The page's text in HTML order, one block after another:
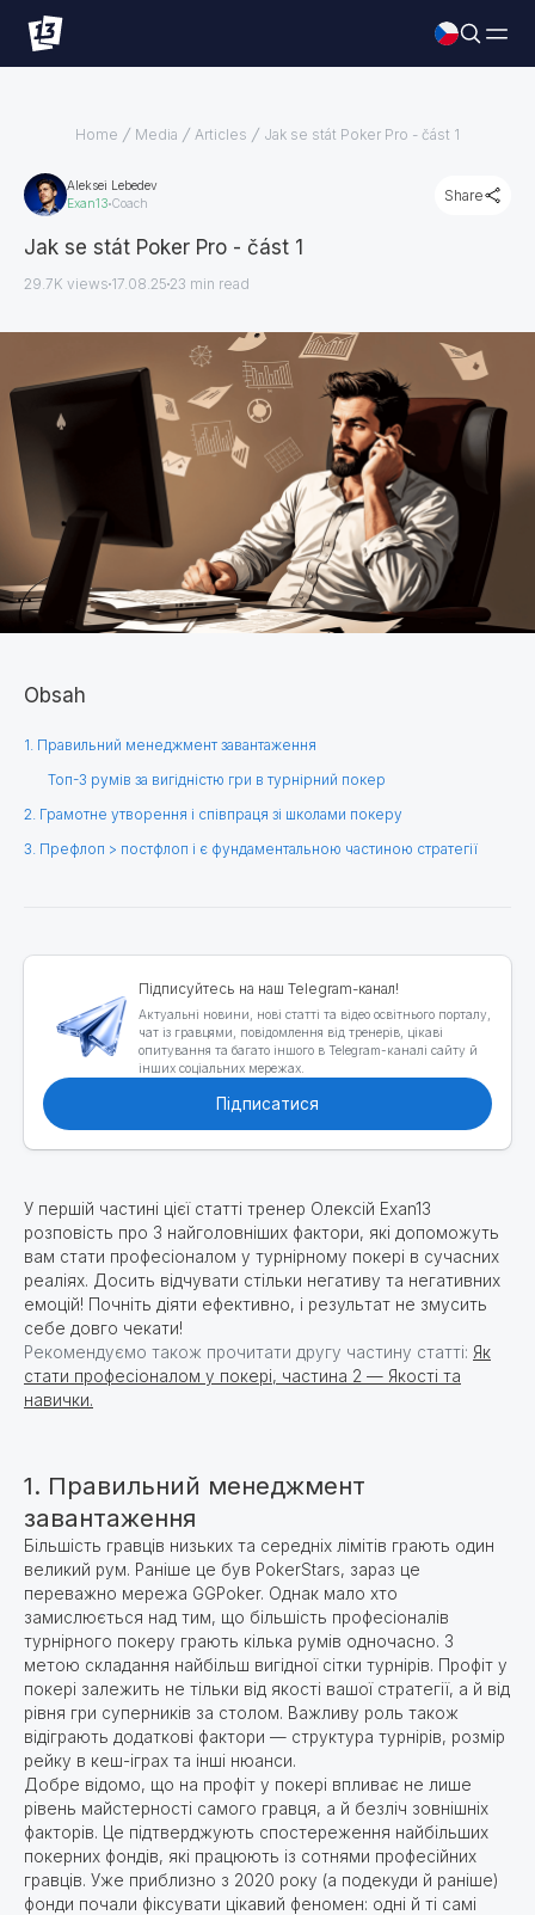
Home Media Articles Jak se stát Poker Pro - část 1
Aleksei Lebedev
Exan13 Coach Share
Jak se stát Poker Pro - část 1
29.7K views 17.08.25 23 min read
Obsah
1. Правильний менеджмент завантаження
Топ-3 румів за вигідністю гри в турнірний покер
2. Грамотне утворення і співпраця зі школами покеру
3. Префлоп > постфлоп і є фундаментальною частиною стратегії
Підписуйтесь на наш Telegram-канал!
Актуальні новини, нові статті та відео освітнього порталу,
чат із гравцями, повідомлення від тренерів, цікаві
опитування та багато іншого в Telegram-каналі сайту й
інших соціальних мережах.
Підписатися
У першій частині цієї статті тренер Олексій Exan13
розповість про 3 найголовніших фактори, які допоможуть
вам стати професіоналом у турнірному покері в сучасних
реаліях. Досить відчувати стільки негативу та негативних
емоцій! Почніть діяти ефективно, і результат не змусить
себе довго чекати!
Рекомендуємо також прочитати другу частину статті: Як
стати професіоналом у покері, частина 2 — Якості та
навички.
1. Правильний менеджмент
завантаження
Більшість гравців низьких та середніх лімітів грають один
великий рум. Раніше це був PokerStars, зараз це
переважно мережа GGPoker. Однак мало хто
замислюється над тим, що більшість професіоналів
турнірного покеру грають кілька румів одночасно. З
метою складання найбільш вигідної сітки турнірів. Профіт у
покері залежить не тільки від якості вашої стратегії, а й від
рівня гри суперників за столом. Важливу роль також
відіграють додаткові фактори — структура турнірів, розмір
рейку в кеш-іграх та інші нюанси.
Добре відомо, що на профіт у покері впливає не лише
рівень майстерності самого гравця, а й безліч зовнішніх
факторів. Це підтверджують спостереження найбільших
покерних фондів, які працюють із сотнями професійних
гравців. Уже приблизно з 2020 року (а подекуди й раніше)
фонди почали фіксувати цікавий феномен: одні й ті самі